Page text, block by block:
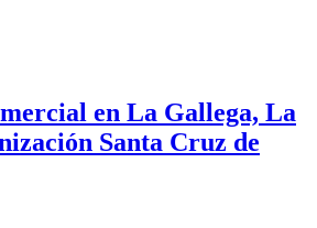
en La Gallega, La
Santa Cruz de